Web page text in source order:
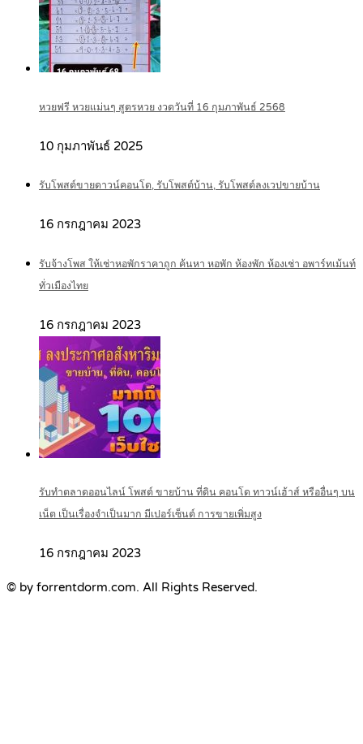
หวยฟรี หวยแม่นๆ สูตรหวย งวดวันที่ 16 กุมภาพันธ์ 2568
10 กุมภาพันธ์ 2025
รับโพสต์ขายดาวน์คอนโด, รับโพสต์บ้าน, รับโพสต์ลงเวปขายบ้าน
16 กรกฎาคม 2023
รับจ้างโพส ให้เช่าหอพักราคาถูก ค้นหา หอพัก ห้องพัก ห้องเช่า อพาร์ทเม้นท์
ทั่วเมืองไทย
16 กรกฎาคม 2023
รับทำตลาดออนไลน์ โพสต์ ขายบ้าน ที่ดิน คอนโด ทาวน์เฮ้าส์ หรืออื่นๆ บน
เน็ต เป็นเรื่องจำเป็นมาก มีเปอร์เซ็นต์ การขายเพิ่มสูง
16 กรกฎาคม 2023
© by forrentdorm.com. All Rights Reserved.